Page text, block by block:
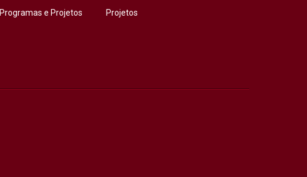
Programas e Projetos
Projetos